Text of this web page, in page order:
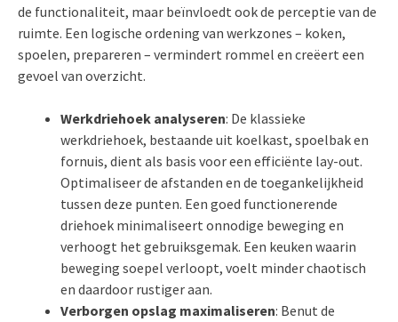
de functionaliteit, maar beïnvloedt ook de perceptie van de
ruimte. Een logische ordening van werkzones – koken,
spoelen, prepareren – vermindert rommel en creëert een
gevoel van overzicht.
Werkdriehoek analyseren: De klassieke
werkdriehoek, bestaande uit koelkast, spoelbak en
fornuis, dient als basis voor een efficiënte lay-out.
Optimaliseer de afstanden en de toegankelijkheid
tussen deze punten. Een goed functionerende
driehoek minimaliseert onnodige beweging en
verhoogt het gebruiksgemak. Een keuken waarin
beweging soepel verloopt, voelt minder chaotisch
en daardoor rustiger aan.
Verborgen opslag maximaliseren: Benut de